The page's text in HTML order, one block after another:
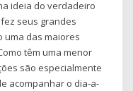
ideia do verdadeiro
seus grandes
uma das maiores
têm uma menor
são especialmente
acompanhar o dia-a-